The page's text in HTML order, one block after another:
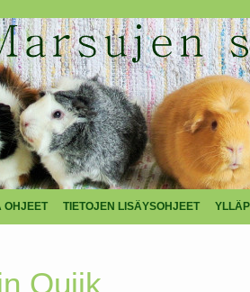
OHJEET TIETOJEN LISÄYSOHJEET
Quiik